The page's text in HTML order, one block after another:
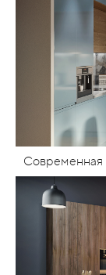
Современная